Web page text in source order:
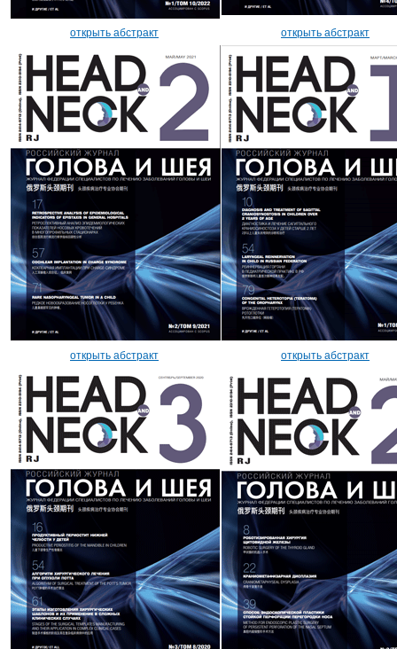
открыть абстракт открыть абстракт
открыть абстракт открыть абстракт